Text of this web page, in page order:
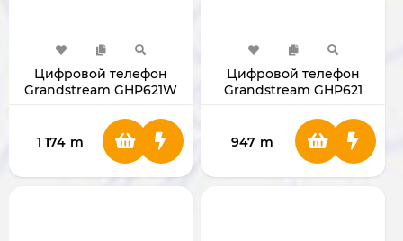
Цифровой телефон
Grandstream GHP621W
1 174 m
Цифровой телефон
Grandstream GHP621
947 m